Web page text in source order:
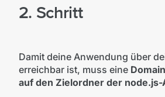
2. Schritt
Damit deine Anwendung über
erreichbar ist, muss eine
auf den Zielordner der node.js-